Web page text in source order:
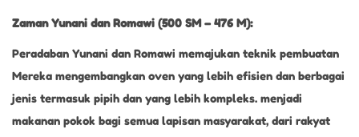
Zaman Yunani dan Romawi (500 SM – 476 M):
Peradaban Yunani dan Romawi memajukan teknik pembuatan
Mereka mengembangkan oven yang lebih efisien dan berbagai
jenis termasuk pipih dan yang lebih kompleks. menjadi
makanan pokok bagi semua lapisan masyarakat, dari rakyat